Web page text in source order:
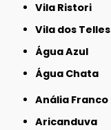
Vila Ristori
Vila dos Telles
Água Azul
Água Chata
Anália Franco
Aricanduva